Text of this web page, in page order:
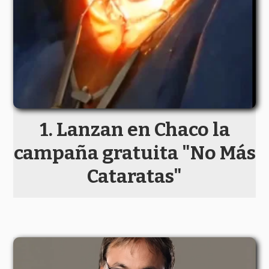
Lanzan en Chaco la
campaña gratuita "No Más
Cataratas"